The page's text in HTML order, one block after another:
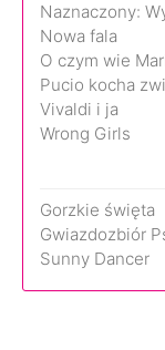
Naznaczony:
Nowa fala
O czym wie
Pucio kocha
Vivaldi i ja
Wrong Girls
Gorzkie święta
Gwiazdozbiór
Sunny Dancer